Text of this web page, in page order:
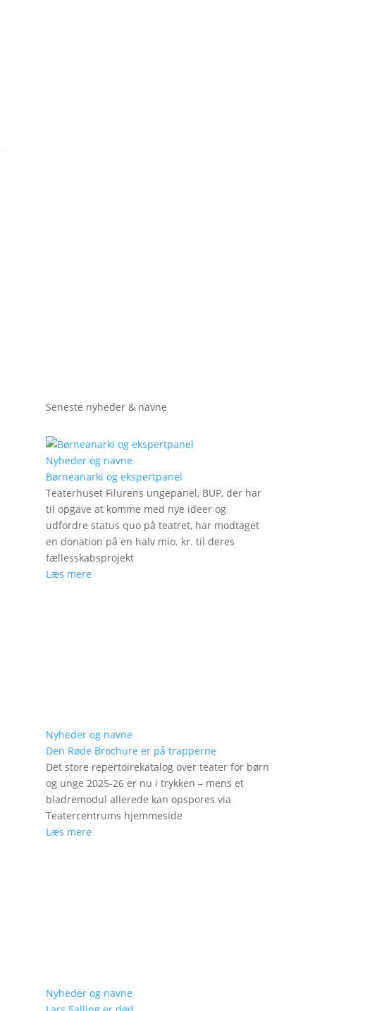
Seneste nyheder & navne
Nyheder og navne
Børneanarki og ekspertpanel
Teaterhuset Filurens ungepanel, BUP, der har
til opgave at komme med nye ideer og
udfordre status quo på teatret, har modtaget
en donation på en halv mio. kr. til deres
fællesskabsprojekt
Læs mere
Nyheder og navne
Den Røde Brochure er på trapperne
Det store repertoirekatalog over teater for børn
og unge 2025-26 er nu i trykken – mens et
bladremodul allerede kan opspores via
Teatercentrums hjemmeside
Læs mere
Nyheder og navne